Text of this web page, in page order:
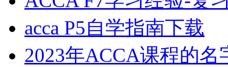
acca P5自学指南下载
2023年ACCA课程的名